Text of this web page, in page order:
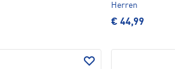
Herren
€ 44,99